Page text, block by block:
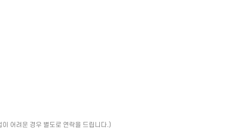
어려운 경우 별도로 연락을 드립니다.)